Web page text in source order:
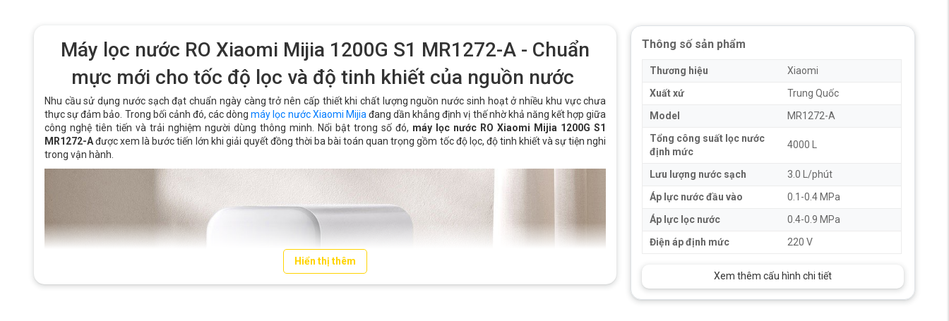
Máy lọc nước RO Xiaomi Mijia 1200G S1 MR1272-A - Chuẩn
mực mới cho tốc độ lọc và độ tinh khiết của nguồn nước
Nhu cầu sử dụng nước sạch đạt chuẩn ngày càng trở nên cấp thiết khi chất lượng nguồn nước sinh hoạt ở nhiều khu vực chưa
thực sự đảm bảo. Trong bối cảnh đó, các dòngmáy lọc nước Xiaomi Mijia đang dần khẳng định vị thế nhờ khả năng kết hợp giữa
công nghệ tiên tiến và trải nghiệm người dùng thông minh. Nổi bật trong số đó, máy lọc nước RO Xiaomi Mijia 1200G S1
MR1272-Ađược xem là bước tiến lớn khi giải quyết đồng thời ba bài toán quan trọng gồm tốc độ lọc, độ tinh khiết và sự tiện nghi
trong vận hành.
Hiển thị thêm
Thông số sản phẩm
Thương hiệu
Xiaomi
Xuất xứ
Trung Quốc
Model
MR1272-A
Tổng công suất lọc nước
định mức
4000 L
Lưu lượng nước sạch
3.0 L/phút
Áp lực nước đầu vào
0.1-0.4 MPa
Áp lực lọc nước
0.4-0.9 MPa
Điện áp định mức
220 V
Xem thêm cấu hình chi tiết